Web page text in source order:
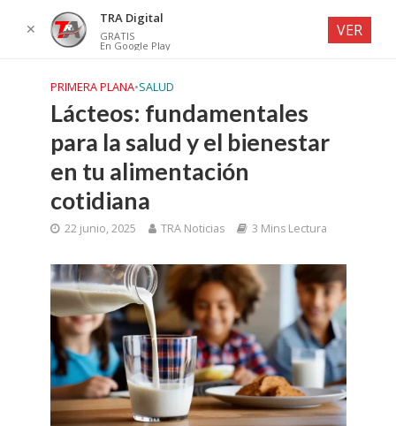
PRIMERA PLANA•SALUD
Lácteos: fundamentales
para la salud y el bienestar
en tu alimentación
cotidiana
22 junio, 2025 TRA Noticias 3 Mins Lectura
✕
TRA Digital
GRATIS
En Google Play
VER